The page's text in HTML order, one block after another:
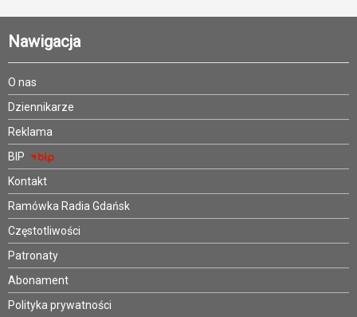
Nawigacja
O nas
Dziennikarze
Reklama
BIP
Kontakt
Ramówka Radia Gdańsk
Częstotliwości
Patronaty
Abonament
Polityka prywatności